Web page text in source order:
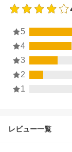
5
4
3
2
1
レビュー一覧